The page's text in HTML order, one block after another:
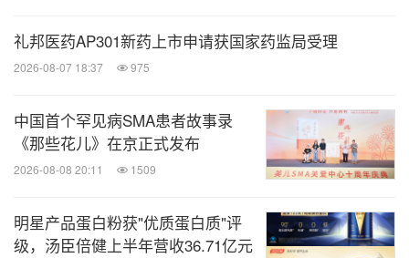
微信公众号“医药健闻”发布全球制药、医疗、
大健康企业最新的经营动态。扫描二维码，
关键词：财经/金融 健康护理与医院 医疗药物
心理健
康
药物
礼邦医药AP301新药上市申请获国家药监局受理
2026-08-07 18:37 975
中国首个罕见病SMA患者故事录
《那些花儿》在京正式发布
2026-08-08 20:11 1509
明星产品蛋白粉获"优质蛋白质"评
级，汤臣倍健上半年营收36.71亿元